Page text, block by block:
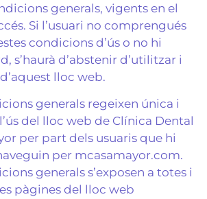
generals, vigents en el
Si l’usuari no comprengués
condicions d’ús o no hi
s’haurà d’abstenir d’utilitzar i
lloc web.
generals regeixen única i
del lloc web de Clínica Dental
per part dels usuaris que hi
per mcasamayor.com.
generals s’exposen a totes i
pàgines del lloc web